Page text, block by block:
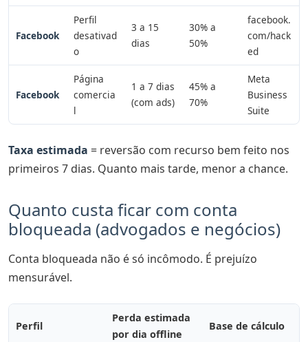
Facebook
Perfil
desativad
o
3 a 15
dias
30% a
50%
facebook.
com/hack
ed
Facebook
Página
comercia
l
1 a 7 dias
(com ads)
45% a
70%
Meta
Business
Suite
Taxa estimada = reversão com recurso bem feito nos
primeiros 7 dias. Quanto mais tarde, menor a chance.
Quanto custa ficar com conta
bloqueada (advogados e negócios)
Conta bloqueada não é só incômodo. É prejuízo
mensurável.
Perfil
Perda estimada
por dia offline
Base de cálculo